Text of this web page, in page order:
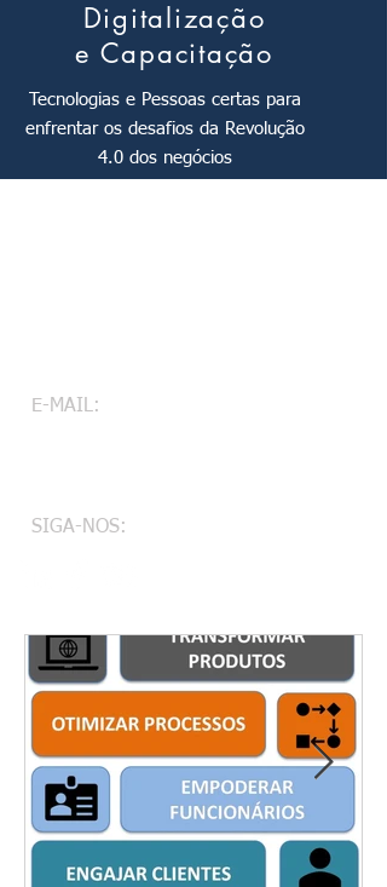
Digitalização
e Capacitação
Tecnologias e Pessoas certas para
enfrentar os desafios da Revolução
4.0 dos negócios
E-MAIL:
SIGA-NOS: